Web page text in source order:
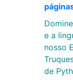
e a
nosso
de